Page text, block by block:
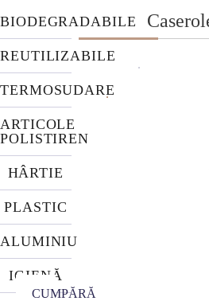
BIODEGRADABILE
REUTILIZABILE
TERMOSUDARE
ARTICOLE
POLISTIREN
HÂRTIE
PLASTIC
ALUMINIU
IGIENĂ
CUMPĂRĂ